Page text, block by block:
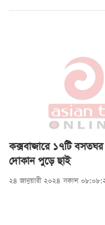
কক্সবাজারে ১৭টি
দোকান পুড়ে ছাই
২৪ জানুয়ারী ২০২৪ সকাল